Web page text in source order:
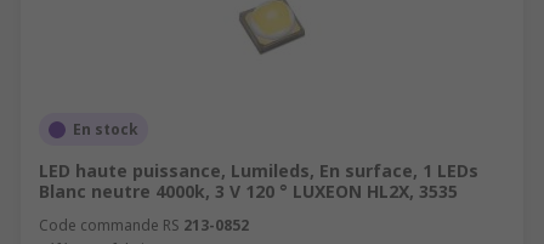
En stock
LED haute puissance, Lumileds, En surface, 1 LEDs
Blanc neutre 4000k, 3 V 120 ° LUXEON HL2X, 3535
Code commande RS 213-0852